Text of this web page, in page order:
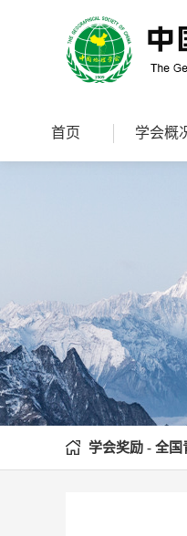
首页 学会概
学会奖励 - 全